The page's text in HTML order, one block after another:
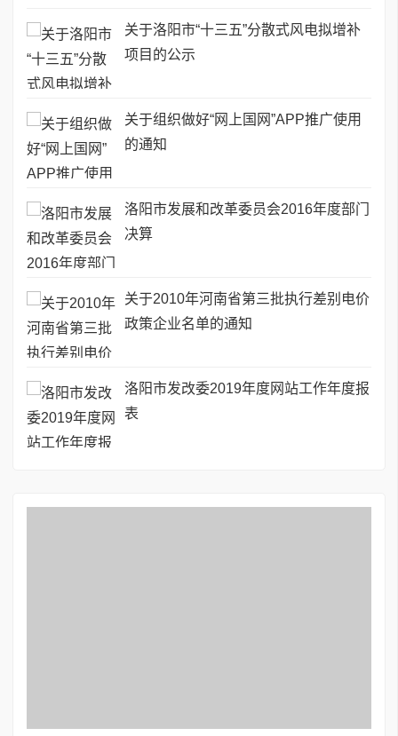
关于洛阳市“十三五”分散式风电拟增补
项目的公示
关于组织做好“网上国网”APP推广使用
的通知
洛阳市发展和改革委员会2016年度部门
决算
关于2010年河南省第三批执行差别电价
政策企业名单的通知
洛阳市发改委2019年度网站工作年度报
表